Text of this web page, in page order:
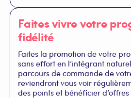
Faites vivre votre
fidélité
Faites la promotion de votre
sans effort en l’intégrant
parcours de commande de
reviendront vous voir
des points et bénéficier